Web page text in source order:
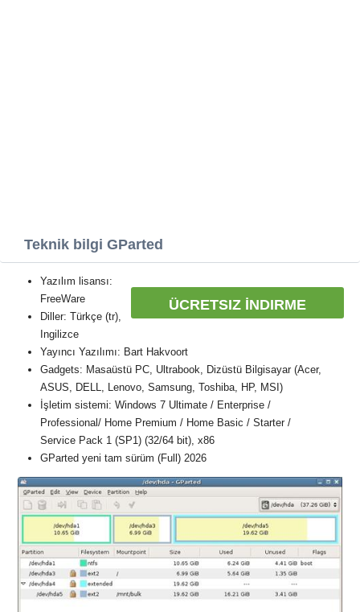
Teknik bilgi GParted
ÜCRETSIZ İNDIRME
Yazılım lisansı:
FreeWare
Diller: Türkçe (tr),
Ingilizce
Yayıncı Yazılımı: Bart Hakvoort
Gadgets: Masaüstü PC, Ultrabook, Dizüstü Bilgisayar (Acer,
ASUS, DELL, Lenovo, Samsung, Toshiba, HP, MSI)
İşletim sistemi: Windows 7 Ultimate / Enterprise /
Professional/ Home Premium / Home Basic / Starter /
Service Pack 1 (SP1) (32/64 bit), x86
GParted yeni tam sürüm (Full) 2026